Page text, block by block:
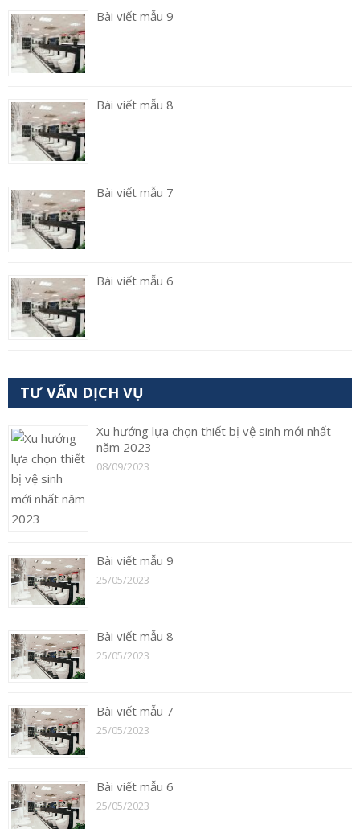
Bài viết mẫu 9
Bài viết mẫu 8
Bài viết mẫu 7
Bài viết mẫu 6
TƯ VẤN DỊCH VỤ
Xu hướng lựa chọn thiết bị vệ sinh mới nhất
năm 2023
08/09/2023
Bài viết mẫu 9
25/05/2023
Bài viết mẫu 8
25/05/2023
Bài viết mẫu 7
25/05/2023
Bài viết mẫu 6
25/05/2023